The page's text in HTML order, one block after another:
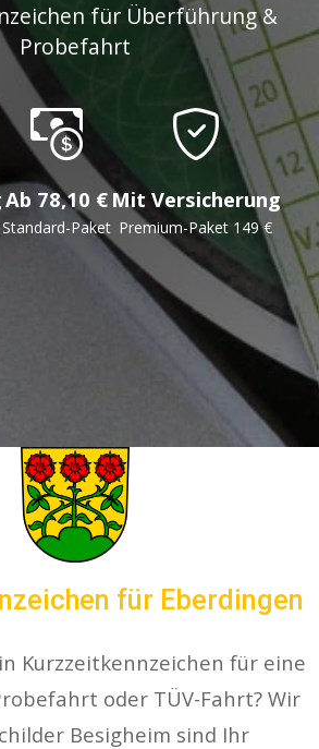
für Überführung &
Probefahrt
Ab 78,10 €
Standard-Paket
Mit Versicherung
Premium-Paket 149 €
für Eberdingen
Kurzzeitkennzeichen für eine
oder TÜV-Fahrt? Wir
Besigheim sind Ihr